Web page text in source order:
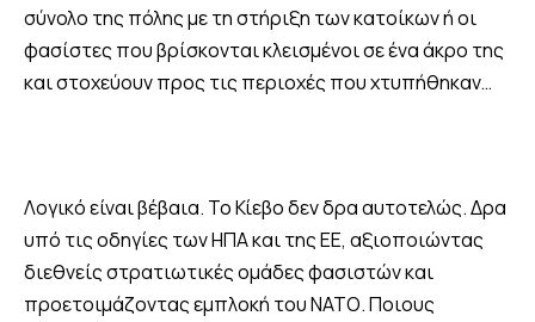
σύνολο της πόλης με τη στήριξη των κατοίκων ή οι
φασίστες που βρίσκονται κλεισμένοι σε ένα άκρο της
και στοχεύουν προς τις περιοχές που χτυπήθηκαν…
Λογικό είναι βέβαια. Το Κίεβο δεν δρα αυτοτελώς. Δρα
υπό τις οδηγίες των ΗΠΑ και της ΕΕ, αξιοποιώντας
διεθνείς στρατιωτικές ομάδες φασιστών και
προετοιμάζοντας εμπλοκή του ΝΑΤΟ. Ποιους